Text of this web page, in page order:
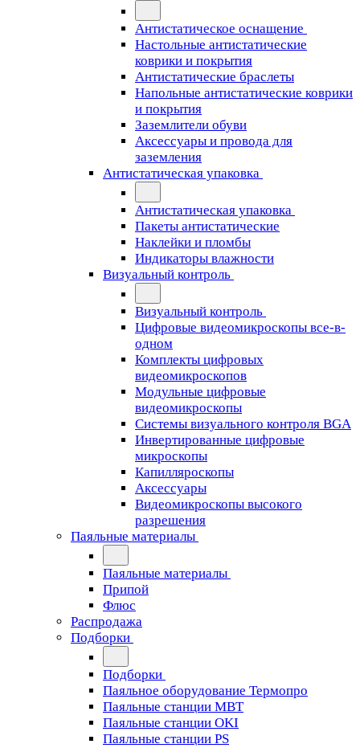
Антистатическое оснащение
Настольные антистатические
коврики и покрытия
Антистатические браслеты
Напольные антистатические коврики
и покрытия
Заземлители обуви
Аксессуары и провода для
заземления
Антистатическая упаковка
Антистатическая упаковка
Пакеты антистатические
Наклейки и пломбы
Индикаторы влажности
Визуальный контроль
Визуальный контроль
Цифровые видеомикроскопы все-в-
одном
Комплекты цифровых
видеомикроскопов
Модульные цифровые
видеомикроскопы
Cистемы визуального контроля BGA
Инвертированные цифровые
микроскопы
Капилляроскопы
Аксессуары
Видеомикроскопы высокого
разрешения
Паяльные материалы
Паяльные материалы
Припой
Флюс
Распродажа
Подборки
Подборки
Паяльное оборудование Термопро
Паяльные станции MBT
Паяльные станции OKI
Паяльные станции PS